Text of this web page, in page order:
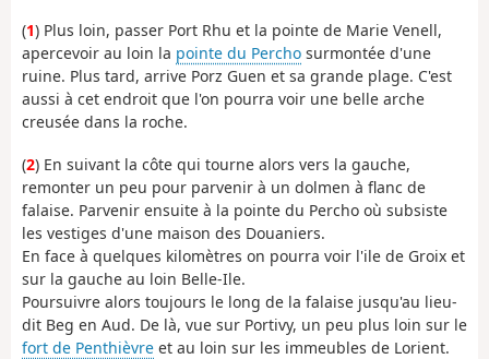
(1) Plus loin, passer Port Rhu et la pointe de Marie Venell,
apercevoir au loin la pointe du Percho surmontée d'une
ruine. Plus tard, arrive Porz Guen et sa grande plage. C'est
aussi à cet endroit que l'on pourra voir une belle arche
creusée dans la roche.
(2) En suivant la côte qui tourne alors vers la gauche,
remonter un peu pour parvenir à un dolmen à flanc de
falaise. Parvenir ensuite à la pointe du Percho où subsiste
les vestiges d'une maison des Douaniers.
En face à quelques kilomètres on pourra voir l'ile de Groix et
sur la gauche au loin Belle-Ile.
Poursuivre alors toujours le long de la falaise jusqu'au lieu-
dit Beg en Aud. De là, vue sur Portivy, un peu plus loin sur le
fort de Penthièvre et au loin sur les immeubles de Lorient.